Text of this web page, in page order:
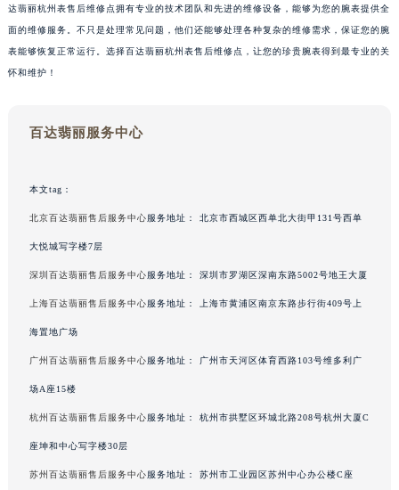
心介绍 联系我们
达翡丽杭州表售后维修点拥有专业的技术团队和先进的维修设备，能够为您的腕表提供全
面的维修服务。不只是处理常见问题，他们还能够处理各种复杂的维修需求，保证您的腕
表能够恢复正常运行。选择百达翡丽杭州表售后维修点，让您的珍贵腕表得到最专业的关
怀和维护！
百达翡丽服务中心
本文tag：
北京百达翡丽售后服务中心服务地址： 北京市西城区西单北大街甲131号西单
大悦城写字楼7层
深圳百达翡丽售后服务中心服务地址： 深圳市罗湖区深南东路5002号地王大厦
上海百达翡丽售后服务中心服务地址： 上海市黄浦区南京东路步行街409号上
海置地广场
广州百达翡丽售后服务中心服务地址： 广州市天河区体育西路103号维多利广
场A座15楼
杭州百达翡丽售后服务中心服务地址： 杭州市拱墅区环城北路208号杭州大厦C
座坤和中心写字楼30层
苏州百达翡丽售后服务中心服务地址： 苏州市工业园区苏州中心办公楼C座